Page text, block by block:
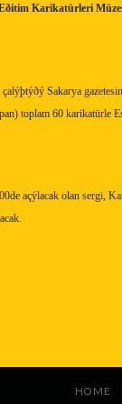
Karikatürleri
Sakarya
toplam 60 karikatürle
açýlacak olan sergi,
HOME